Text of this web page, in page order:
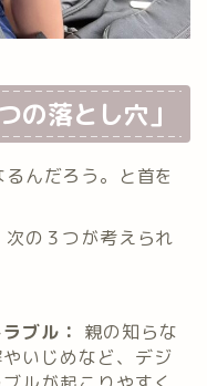
の落とし穴」
んだろう。と首を
の３つが考えられ
ブル： 親の知らな
いじめなど、デジ